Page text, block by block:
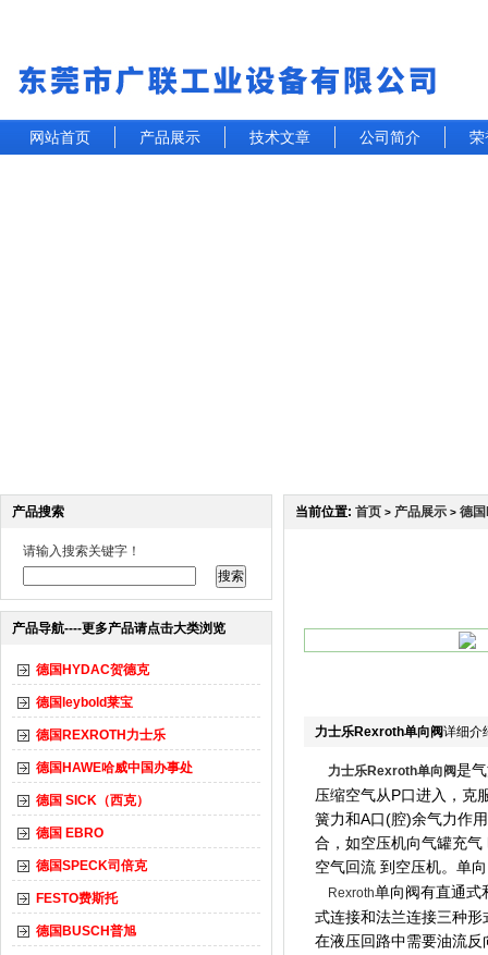
网站首页 产品展示 技术文章 公司简介 荣
产品搜索
请输入搜索关键字！
产品导航----更多产品请点击大类浏览
德国HYDAC贺德克
德国leybold莱宝
德国REXROTH力士乐
德国HAWE哈威中国办事处
德国 SICK（西克）
德国 EBRO
德国SPECK司倍克
FESTO费斯托
德国BUSCH普旭
当前位置: 首页 > 产品展示 > 德
力士乐Rexroth单向阀详细介
力士乐Rexroth单向阀是
压缩空气从P口进入，克
簧力和A口(腔)余气力作
合，如空压机向气罐充
空气回流 到空压机。单
Rexroth单向阀有直通式
式连接和法兰连接三种
在液压回路中需要油流